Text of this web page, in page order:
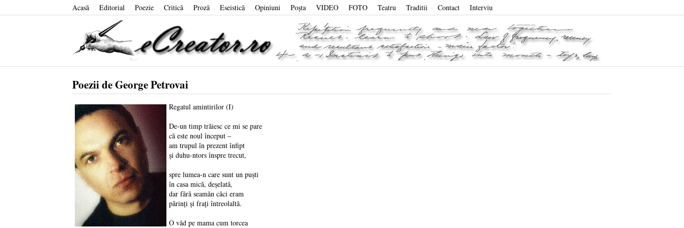
Acasă Editorial Poezie Critică Proză Eseistică Opiniuni Poşta VIDEO FOTO Teatru Traditii Contact Interviu
Poezii de George Petrovai
Regatul amintirilor (I)
De-un timp trăiesc ce mi se pare
că este noul început –
am trupul în prezent înfipt
și duhu-ntors înspre trecut,
spre lumea-n care sunt un puști
în casa mică, deșelată,
dar fără seamăn căci eram
părinți și frați întreolaltă.
O văd pe mama cum torcea